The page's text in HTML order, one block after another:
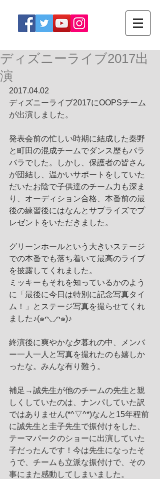
ディズニーライブ2017出
演
2017.04.02
ディズニーライブ2017にOOPSチーム
が出演しました。
発表会前の忙しい時期に結成した秦野
と町田の混成チームでダンス歴もバラ
バラでした。しかし、保護者の皆さん
が団結し、温かいサポートをしていた
だいたお陰で子供達のチーム力も深ま
り、オーディション合格、本番前の最
後の練習後にはなんとサプライズでプ
レゼントをいただきました。
グリーンホールという大きいステージ
での本番でも落ち着いて最高のライブ
を披露してくれました。
ミッキーもそれを知っているかのよう
に「最後に今日は特別に記念写真タイ
ム！」とステージ写真を撮らせてくれ
ました♪(๑ᴖ◡ᴖ๑)♪
終演後に爽やかな夕暮れの中、メンバ
ー一人一人と写真を撮れたのも嬉しか
ったな。みんな有り難う。
補足→誠先生が他のチームの先生と親
しくしていたのは、ナンパしていた訳
ではありません(*^▽^*)なんと15年程前
に誠先生と圭子先生で振付けをした、
テーマパークのショーに出演していた
子だったんです！今は先生になったそ
うで、チームも立派な振付けで、その
事にまた感動してしまいました。